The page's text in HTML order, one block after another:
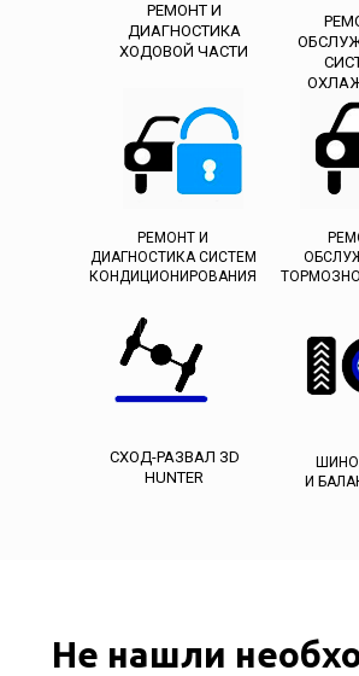
РЕМОНТ И
ДИАГНОСТИКА
ХОДОВОЙ ЧАСТИ
РЕМОНТ И
ДИАГНОСТИКА СИСТЕМ
КОНДИЦИОНИРОВАНИЯ
СХОД-РАЗВАЛ ЗD
HUNTER
И
Не нашли